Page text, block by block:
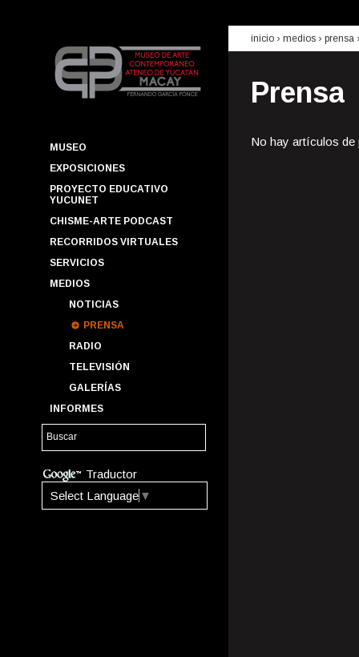
MUSEO
EXPOSICIONES
PROYECTO EDUCATIVO
YUCUNET
CHISME-ARTE PODCAST
RECORRIDOS VIRTUALES
SERVICIOS
MEDIOS
NOTICIAS
PRENSA
RADIO
TELEVISIÓN
GALERÍAS
INFORMES
Traductor
Select Language ▼
inicio › medios › prensa
Prensa
No hay artículos de